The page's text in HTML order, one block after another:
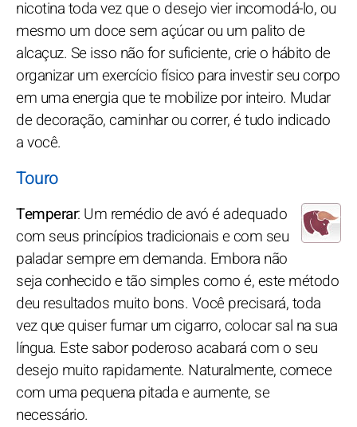
nicotina toda vez que o desejo vier incomodá-lo, ou
mesmo um doce sem açúcar ou um palito de
alcaçuz. Se isso não for suficiente, crie o hábito de
organizar um exercício físico para investir seu corpo
em uma energia que te mobilize por inteiro. Mudar
de decoração, caminhar ou correr, é tudo indicado
a você.
Touro
Temperar: Um remédio de avó é adequado
com seus princípios tradicionais e com seu
paladar sempre em demanda. Embora não
seja conhecido e tão simples como é, este método
deu resultados muito bons. Você precisará, toda
vez que quiser fumar um cigarro, colocar sal na sua
língua. Este sabor poderoso acabará com o seu
desejo muito rapidamente. Naturalmente, comece
com uma pequena pitada e aumente, se
necessário.